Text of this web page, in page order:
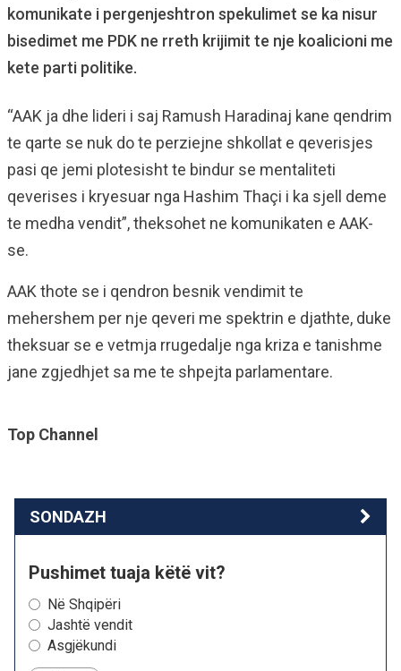
komunikate i pergenjeshtron spekulimet se ka nisur
bisedimet me PDK ne rreth krijimit te nje koalicioni me
kete parti politike.
“AAK ja dhe lideri i saj Ramush Haradinaj kane qendrim
te qarte se nuk do te perziejne shkollat e qeverisjes
pasi qe jemi plotesisht te bindur se mentaliteti
qeverises i kryesuar nga Hashim Thaçi i ka sjell deme
te medha vendit”, theksohet ne komunikaten e AAK-
se.
AAK thote se i qendron besnik vendimit te
mehershem per nje qeveri me spektrin e djathte, duke
theksuar se e vetmja rrugedalje nga kriza e tanishme
jane zgjedhjet sa me te shpejta parlamentare.
Top Channel
SONDAZH
Pushimet tuaja këtë vit?
Në Shqipëri
Jashtë vendit
Asgjëkundi